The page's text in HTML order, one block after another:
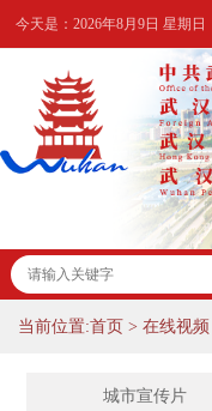
今天是：2026年8月9日 星期日
当前位置:首页 > 在线视频
城市宣传片